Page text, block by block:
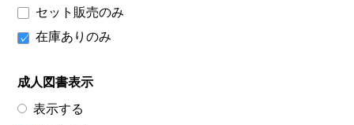
セット販売のみ
在庫ありのみ
成人図書表示
表示する